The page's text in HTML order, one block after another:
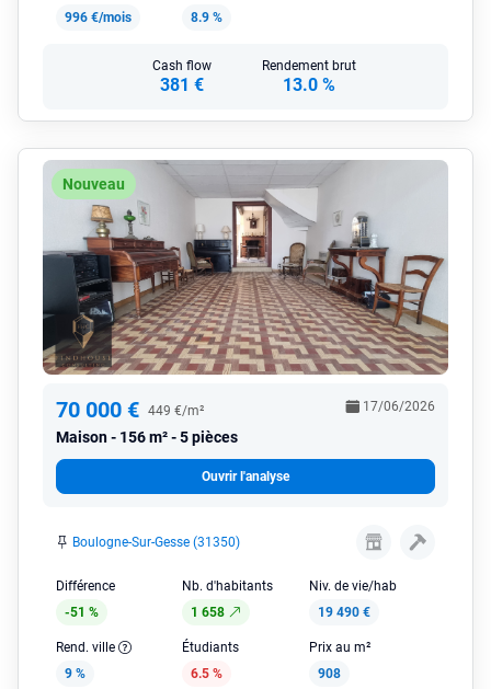
996 €/mois
8.9 %
Cash flow
381 €
Rendement brut
13.0 %
Nouveau
70 000 € 449 €/m²
Maison 156 m² - 5 pièces
17/06/2026
Ouvrir l'analyse
Boulogne-Sur-Gesse (31350)
Différence
-51 %
Nb. d'habitants
1 658
Niv. de vie/hab
19 490 €
Rend. ville
9 %
Étudiants
6.5 %
Prix au m²
908